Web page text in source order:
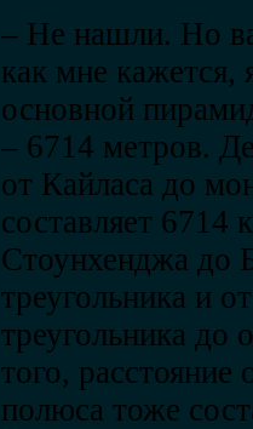
– Не нашли. Но
как мне кажется,
основной
– 6714 метров.
от Кайласа до
составляет 6714
Стоунхенджа до
треугольника и
треугольника до
того, расстояние
полюса тоже